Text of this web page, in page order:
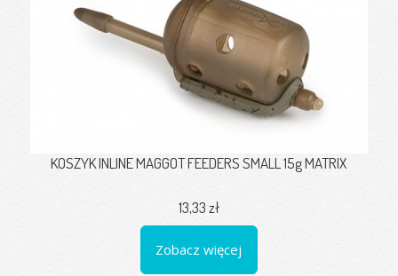
KOSZYK INLINE MAGGOT FEEDERS SMALL 15g MATRIX
13,33 zł
Zobacz więcej